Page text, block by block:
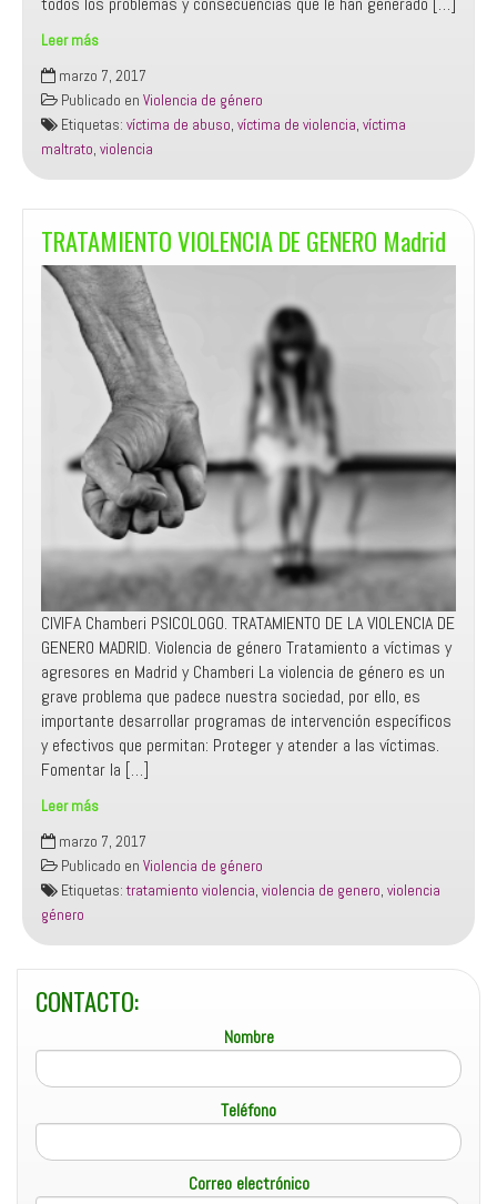
Leer más
TRATAMIENTO
VICTIMAS
VIOLENCIA
GENERO
MADRID
marzo 7, 2017
Publicado en Violencia de género
Etiquetas: víctima de abuso, víctima de violencia, víctima
maltrato, violencia
TRATAMIENTO VIOLENCIA DE GENERO Madrid
CIVIFA Chamberi PSICOLOGO. TRATAMIENTO DE LA VIOLENCIA DE
GENERO MADRID. Violencia de género Tratamiento a víctimas y
agresores en Madrid y Chamberi La violencia de género es un
grave problema que padece nuestra sociedad, por ello, es
importante desarrollar programas de intervención específicos
y efectivos que permitan: Proteger y atender a las víctimas.
Fomentar la […]
Leer más
TRATAMIENTO
VIOLENCIA
DE
GENERO
Madrid
marzo 7, 2017
Publicado en Violencia de género
Etiquetas:tratamiento violencia, violencia de genero, violencia
género
CONTACTO:
Nombre
Teléfono
Correo electrónico